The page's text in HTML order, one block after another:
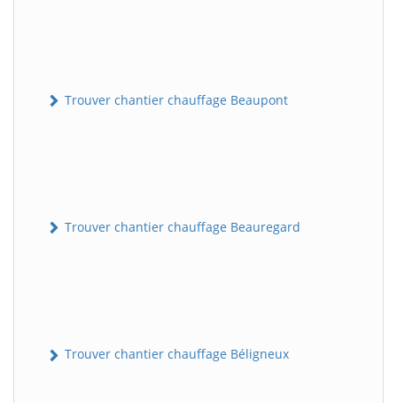
Trouver chantier chauffage Beaupont
Trouver chantier chauffage Beauregard
Trouver chantier chauffage Béligneux